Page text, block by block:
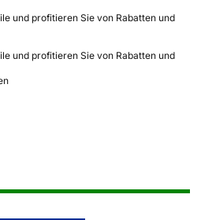
und profitieren Sie von Rabatten und
und profitieren Sie von Rabatten und